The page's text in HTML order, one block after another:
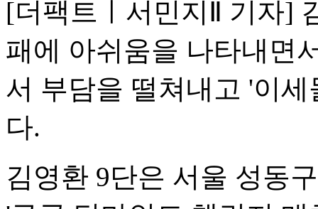
[더팩트ㅣ서민지Ⅱ 기자]
패에 아쉬움을 나타내면
서 부담을 떨쳐내고 '이
다.
김영환 9단은 서울 성동